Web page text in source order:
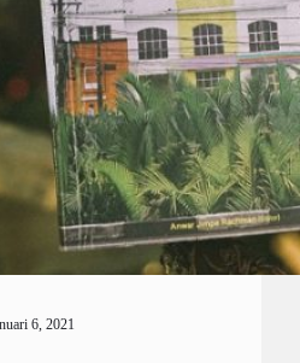
6, 2021